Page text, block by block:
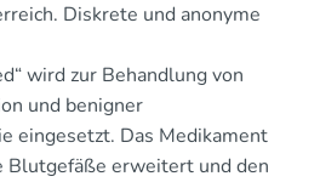
Diskrete und anonyme
wird zur Behandlung von
und benigner
eingesetzt. Das Medikament
Blutgefäße erweitert und den